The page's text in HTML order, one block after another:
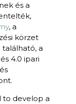
és a
, a
körzet
a
4.0 ipari
to develop a